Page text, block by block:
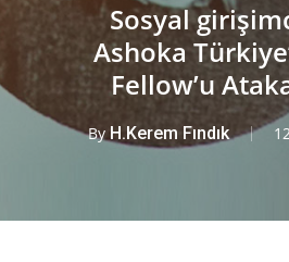
Sosyal
Ashoka
Fellow’u
By H.Kerem Fındık